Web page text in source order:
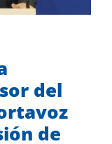
del
de